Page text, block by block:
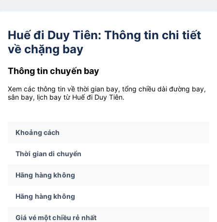
Huế đi Duy Tiên: Thông tin chi tiết
về chặng bay
Thông tin chuyến bay
Xem các thông tin về thời gian bay, tổng chiều dài đường bay,
sân bay, lịch bay từ Huế đi Duy Tiên.
Khoảng cách
Thời gian di chuyển
Hãng hàng không
Hãng hàng không
Giá vé một chiều rẻ nhất